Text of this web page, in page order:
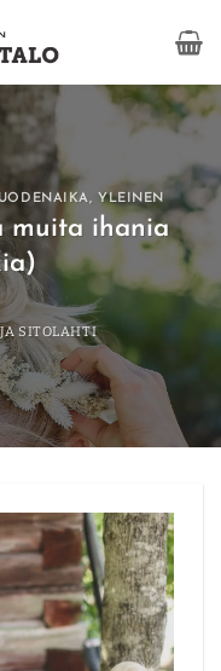
, YLEINEN
muita ihania
SITOLAHTI